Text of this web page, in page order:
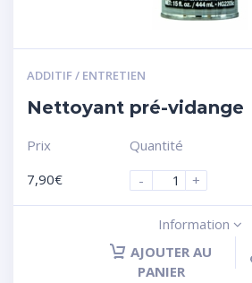
ADDITIF / ENTRETIEN
Nettoyant pré-vidange
Prix
7,90€
Quantité
-
+
Information
AJOUTER AU
PANIER